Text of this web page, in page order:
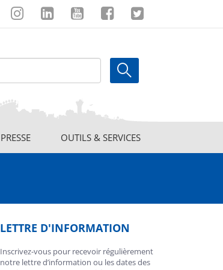
InstagramLinkedinYoutubeFacebookTwitter
PRESSE OUTILS & SERVICES
LETTRE D'INFORMATION
Inscrivez-vous pour recevoir régulièrement
notre lettre d’information ou les dates des